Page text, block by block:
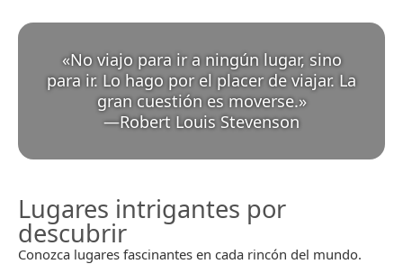
«No viajo para ir a ningún lugar, sino
para ir. Lo hago por el placer de viajar. La
gran cuestión es moverse. »
—Robert Louis Stevenson
Lugares intrigantes por
descubrir
Conozca lugares fascinantes en cada rincón del mundo.